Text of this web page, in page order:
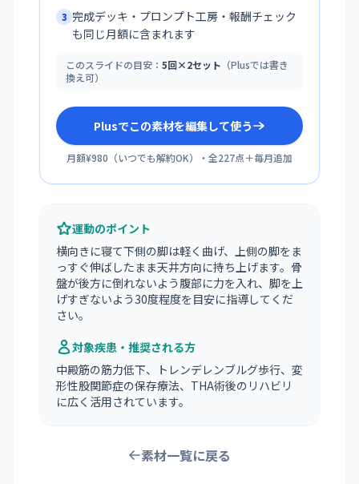
3 完成デッキ・プロンプト工房・報酬チェック
も同じ月額に含まれます
このスライドの目安： 5回×2セット （Plusでは書き
換え可）
Plusでこの素材を編集して使う
月額¥980 （いつでも解約OK）・全227点＋毎月追加
運動のポイント
横向きに寝て下側の脚は軽く曲げ、上側の脚をま
っすぐ伸ばしたまま天井方向に持ち上げます。骨
盤が後方に倒れないよう腹部に力を入れ、脚を上
げすぎないよう30度程度を目安に指導してくだ
さい。
対象疾患・推奨される方
中殿筋の筋力低下、トレンデレンブルグ歩行、変
形性股関節症の保存療法、THA術後のリハビリ
に広く活用されています。
素材一覧に戻る